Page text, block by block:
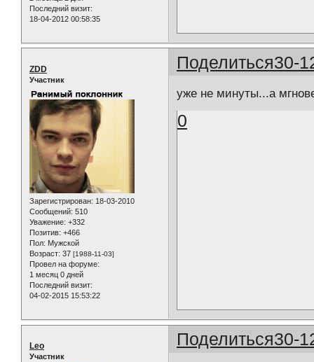
Последний визит:
18-04-2012 00:58:35
Поделиться30-
ZDD
Участник
Зарегистрирован: 18-03-2010
Сообщений: 510
Уважение: +332
Позитив: +466
Пол: Мужской
Возраст: 37 [1988-11-03]
Провел на форуме:
1 месяц 0 дней
Последний визит:
04-02-2015 15:53:22
уже не минуты...а
0
Поделиться30-
Leo
Участник